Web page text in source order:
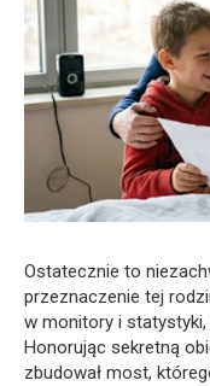
Ostatecznie to
przeznaczenie tej
w monitory i statystyki,
Honorując sekretną
zbudował most,